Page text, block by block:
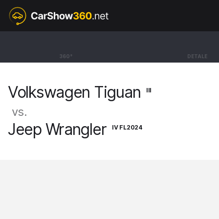
360° DETALE
Volkswagen Tiguan
Volkswagen Tiguan III
vs.
Jeep Wrangler IV FL2024